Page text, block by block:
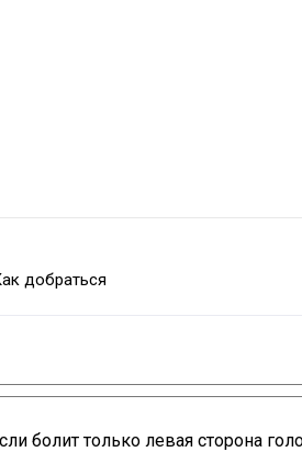
добраться
болит только левая сторона